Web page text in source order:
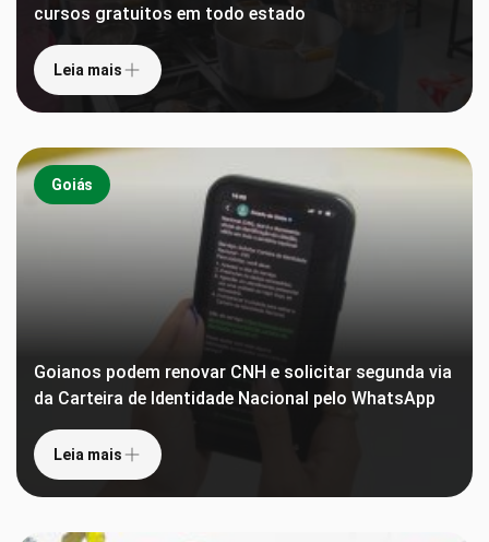
cursos gratuitos em todo estado
Leia mais
Goiás
Goianos podem renovar CNH e solicitar segunda via
da Carteira de Identidade Nacional pelo WhatsApp
Leia mais